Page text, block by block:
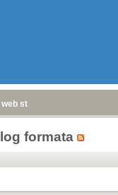
stranica
formata